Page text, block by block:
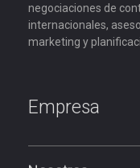
negociaciones de
internacionales,
marketing y
Empresa